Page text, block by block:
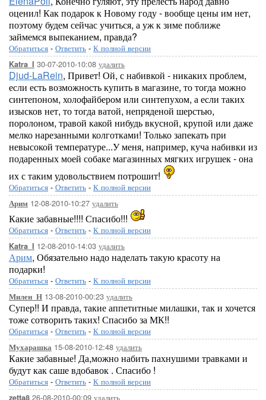
оценил! Как подарок к Новому году - вообще цены им нет,
поэтому будем сейчас учиться, а уж к зиме поближе
займемся выпеканием, правда?
Обратиться - Ответить - К полной версии
Katra_I 30-07-2010-10:08 удалить
Djud-LaRein, Привет! Ой, с набивкой - никаких проблем,
если есть возможность купить в магазине, то тогда можно
синтепоном, холофайбером или синтепухом, а если таких
изысков нет, то тогда ватой, непряденой шерстью,
поролоном, травой какой нибудь вкусной, крупой или даже
мелко нарезанными колготками! Только запекать при
невысокой температуре...У меня, например, куча набивки из
подаренных моей собаке магазинных мягких игрушек - она
их с таким удовольствием потрошит!
Обратиться - Ответить - К полной версии
Арим 12-08-2010-10:27 удалить
Какие забавные!!!! Спасибо!!!
Обратиться - Ответить - К полной версии
Katra_I 12-08-2010-14:03 удалить
Арим, Обязательно надо наделать такую красоту на
подарки!
Обратиться - Ответить - К полной версии
Милен_Н 13-08-2010-00:23 удалить
Супер!! И правда, такие аппетитные милашки, так и хочется
тоже сотворить таких! Спасибо за МК!!
Обратиться - Ответить - К полной версии
Мухарашка 15-08-2010-12:48 удалить
Какие забавные! Да,можно набить пахнушими травками и
будут как саше вдобавок . Спасибо !
Обратиться - Ответить - К полной версии
zetta8 26-08-2010-00:09 удалить